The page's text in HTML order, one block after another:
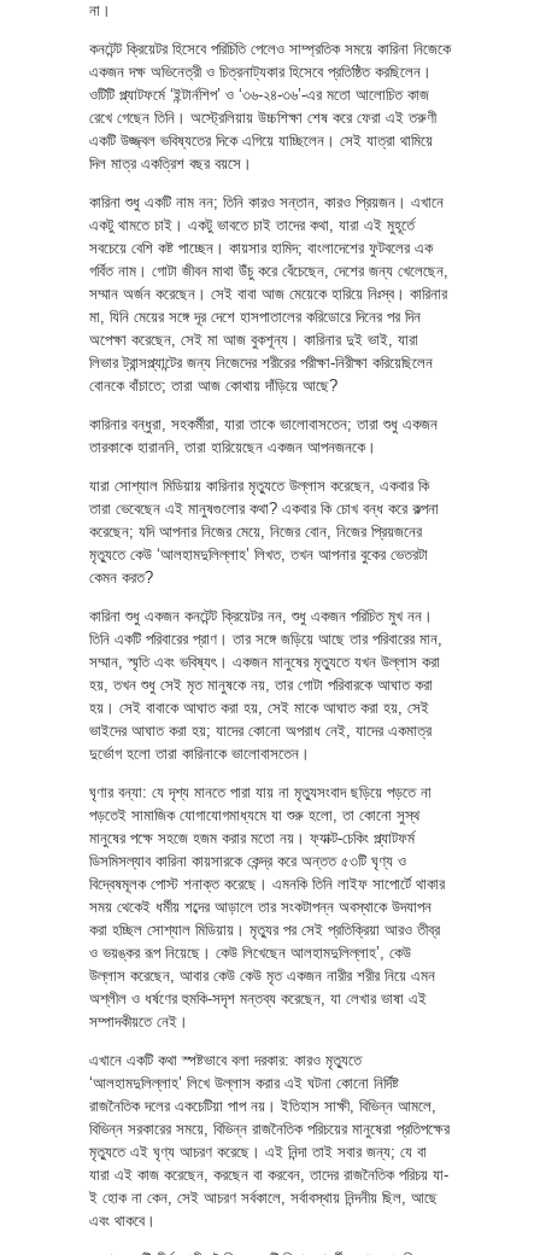
না।
কনটেন্ট ক্রিয়েটর হিসেবে পরিচিতি পেলেও সাম্প্রতিক সময়ে কারিনা নিজেকে
একজন দক্ষ অভিনেত্রী ও চিত্রনাট্যকার হিসেবে প্রতিষ্ঠিত করছিলেন।
ওটিটি প্ল্যাটফর্মে ‘ইন্টার্নশিপ’ ও ‘৩৬-২৪-৩৬’-এর মতো আলোচিত কাজ
রেখে গেছেন তিনি। অস্ট্রেলিয়ায় উচ্চশিক্ষা শেষ করে ফেরা এই তরুণী
একটি উজ্জ্বল ভবিষ্যতের দিকে এগিয়ে যাচ্ছিলেন। সেই যাত্রা থামিয়ে
দিল মাত্র একত্রিশ বছর বয়সে।
কারিনা শুধু একটি নাম নন; তিনি কারও সন্তান, কারও প্রিয়জন। এখানে
একটু থামতে চাই। একটু ভাবতে চাই তাদের কথা, যারা এই মুহূর্তে
সবচেয়ে বেশি কষ্ট পাচ্ছেন। কায়সার হামিদ; বাংলাদেশের ফুটবলের এক
গর্বিত নাম। গোটা জীবন মাথা উঁচু করে বেঁচেছেন, দেশের জন্য খেলেছেন,
সম্মান অর্জন করেছেন। সেই বাবা আজ মেয়েকে হারিয়ে নিঃস্ব। কারিনার
মা, যিনি মেয়ের সঙ্গে দূর দেশে হাসপাতালের করিডোরে দিনের পর দিন
অপেক্ষা করেছেন, সেই মা আজ বুকশূন্য। কারিনার দুই ভাই, যারা
লিভার ট্রান্সপ্ল্যান্টের জন্য নিজেদের শরীরের পরীক্ষা-নিরীক্ষা করিয়েছিলেন
বোনকে বাঁচাতে; তারা আজ কোথায় দাঁড়িয়ে আছে?
কারিনার বন্ধুরা, সহকর্মীরা, যারা তাকে ভালোবাসতেন; তারা শুধু একজন
তারকাকে হারাননি, তারা হারিয়েছেন একজন আপনজনকে।
যারা সোশ্যাল মিডিয়ায় কারিনার মৃত্যুতে উল্লাস করেছেন, একবার কি
তারা ভেবেছেন এই মানুষগুলোর কথা? একবার কি চোখ বন্ধ করে কল্পনা
করেছেন; যদি আপনার নিজের মেয়ে, নিজের বোন, নিজের প্রিয়জনের
মৃত্যুতে কেউ ‘আলহামদুলিল্লাহ’ লিখত, তখন আপনার বুকের ভেতরটা
কেমন করত?
কারিনা শুধু একজন কনটেন্ট ক্রিয়েটর নন, শুধু একজন পরিচিত মুখ নন।
তিনি একটি পরিবারের প্রাণ। তার সঙ্গে জড়িয়ে আছে তার পরিবারের মান,
সম্মান, স্মৃতি এবং ভবিষ্যৎ। একজন মানুষের মৃত্যুতে যখন উল্লাস করা
হয়, তখন শুধু সেই মৃত মানুষকে নয়, তার গোটা পরিবারকে আঘাত করা
হয়। সেই বাবাকে আঘাত করা হয়, সেই মাকে আঘাত করা হয়, সেই
ভাইদের আঘাত করা হয়; যাদের কোনো অপরাধ নেই, যাদের একমাত্র
দুর্ভোগ হলো তারা কারিনাকে ভালোবাসতেন।
ঘৃণার বন্যা: যে দৃশ্য মানতে পারা যায় না মৃত্যুসংবাদ ছড়িয়ে পড়তে না
পড়তেই সামাজিক যোগাযোগমাধ্যমে যা শুরু হলো, তা কোনো সুস্থ
মানুষের পক্ষে সহজে হজম করার মতো নয়। ফ্যাক্ট-চেকিং প্ল্যাটফর্ম
ডিসমিসল্যাব কারিনা কায়সারকে কেন্দ্র করে অন্তত ৫৩টি ঘৃণ্য ও
বিদ্বেষমূলক পোস্ট শনাক্ত করেছে। এমনকি তিনি লাইফ সাপোর্টে থাকার
সময় থেকেই ধর্মীয় শব্দের আড়ালে তার সংকটাপন্ন অবস্থাকে উদযাপন
করা হচ্ছিল সোশ্যাল মিডিয়ায়। মৃত্যুর পর সেই প্রতিক্রিয়া আরও তীব্র
ও ভয়ঙ্কর রূপ নিয়েছে। কেউ লিখেছেন আলহামদুলিল্লাহ’, কেউ
উল্লাস করেছেন, আবার কেউ কেউ মৃত একজন নারীর শরীর নিয়ে এমন
অশ্লীল ও ধর্ষণের হুমকি-সদৃশ মন্তব্য করেছেন, যা লেখার ভাষা এই
সম্পাদকীয়তে নেই।
এখানে একটি কথা স্পষ্টভাবে বলা দরকার: কারও মৃত্যুতে
‘আলহামদুলিল্লাহ’ লিখে উল্লাস করার এই ঘটনা কোনো নির্দিষ্ট
রাজনৈতিক দলের একচেটিয়া পাপ নয়। ইতিহাস সাক্ষী, বিভিন্ন আমলে,
বিভিন্ন সরকারের সময়ে, বিভিন্ন রাজনৈতিক পরিচয়ের মানুষেরা প্রতিপক্ষের
মৃত্যুতে এই ঘৃণ্য আচরণ করেছে। এই নিন্দা তাই সবার জন্য; যে বা
যারা এই কাজ করেছেন, করছেন বা করবেন, তাদের রাজনৈতিক পরিচয় যা-
ই হোক না কেন, সেই আচরণ সর্বকালে, সর্বাবস্থায় নিন্দনীয় ছিল, আছে
এবং থাকবে।